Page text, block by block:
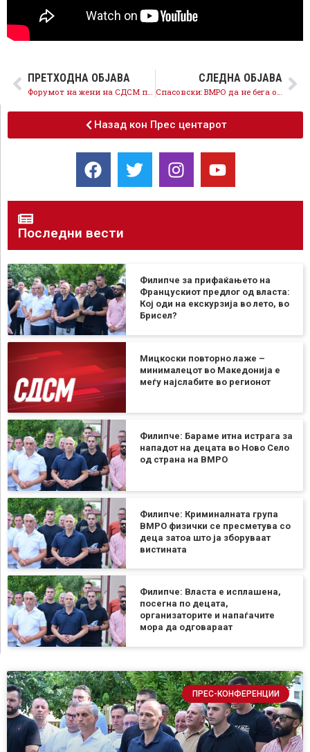
ПРЕТХОДНА ОБЈАВА
Форумот на жени на СДСМ против омразата и навредите на Миленко и Тасевски, највуваме и пријави
СЛЕДНА ОБЈАВА
Спасовски: ВМРО да не бега од законот што самите го најавуваа за ограничување на двојните државјанства за министрите
Назад кон Прес центарот
Последни вести
Филипче за прифаќањето на
Францускиот предлог од власта:
Кој оди на екскурзија во лето, во
Брисел?
Мицкоски повторно лаже –
минималецот во Македонија е
меѓу најслабите во регионот
Филипче: Бараме итна истрага за
нападот на децата во Ново Село
од страна на ВМРО
Филипче: Криминалната група
ВМРО физички се пресметува со
деца затоа што ја зборуваат
вистината
Филипче: Власта е исплашена,
посегна по децата,
организаторите и напаѓачите
мора да одговараат
ПРЕС-КОНФЕРЕНЦИИ